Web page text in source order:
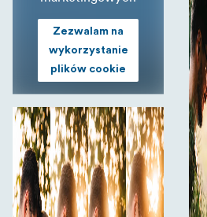
Zezwalam na
wykorzystanie
plików cookie